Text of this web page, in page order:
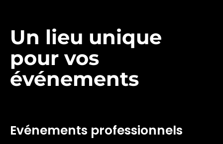
Un lieu unique
pour vos
événements
Evénements professionnels